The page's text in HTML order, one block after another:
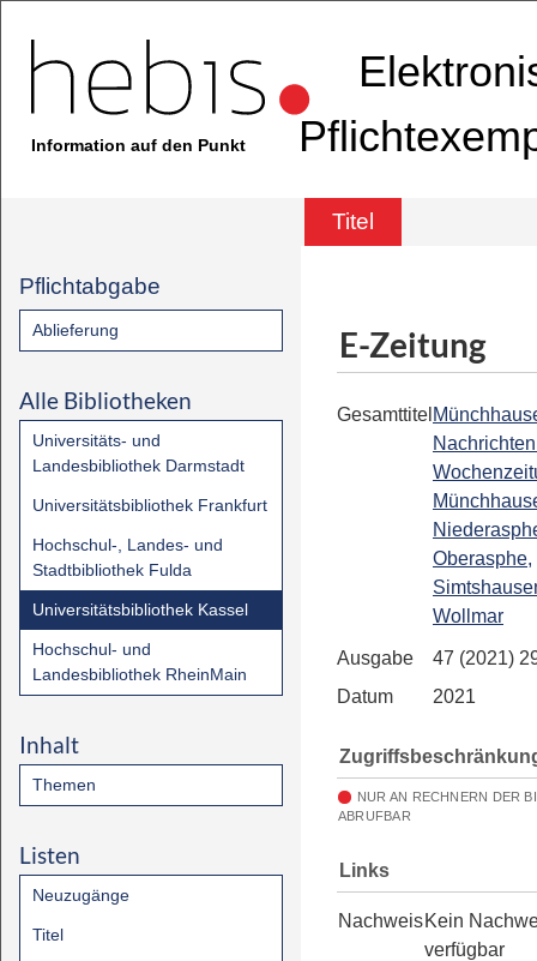
Information auf den Punkt
Titel
Pflichtabgabe
Ablieferung
Alle Bibliotheken
Universitäts- und
Landesbibliothek Darmstadt
Universitätsbibliothek Frankfurt
Hochschul-, Landes- und
Stadtbibliothek Fulda
Universitätsbibliothek Kassel
Hochschul- und
Landesbibliothek RheinMain
Inhalt
Themen
Listen
Neuzugänge
Titel
E-Zeitung
Gesamttitel
Oberasphe,
Wollmar
Ausgabe
47 (2021)
Datum
2021
NUR AN RECHNERN DER
ABRUFBAR
Links
NachweisKein
verfügbar